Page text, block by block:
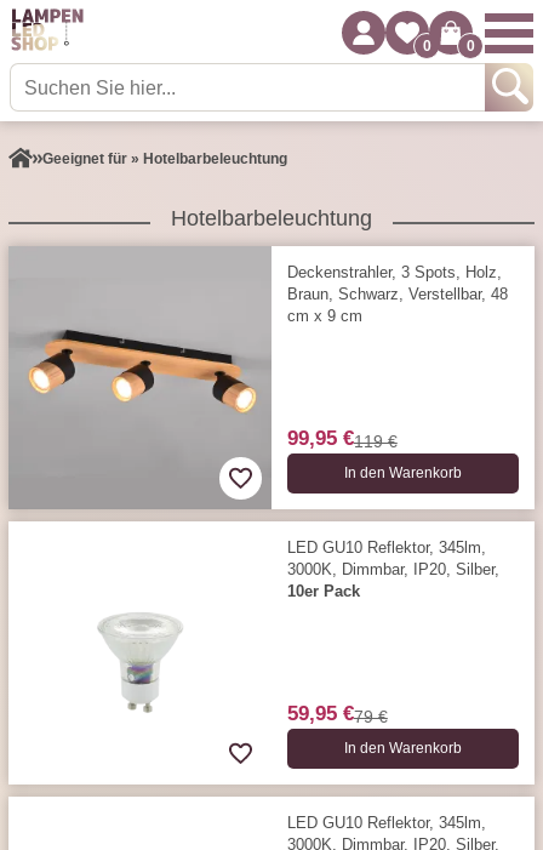
0 0
Geeignet für » Hotelbarbeleuchtung
Hotelbarbeleuchtung
Deckenstrahler, 3 Spots, Holz,
Braun, Schwarz, Verstellbar, 48
cm x 9 cm
99,95 €119 €
In den Warenkorb
LED GU10 Reflektor, 345lm,
3000K, Dimmbar, IP20, Silber,
10er Pack
59,95 €79 €
In den Warenkorb
LED GU10 Reflektor, 345lm,
3000K, Dimmbar, IP20, Silber,